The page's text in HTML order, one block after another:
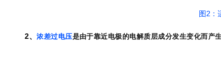
图2：
2、浓差过电压是由于靠近电极的电解质层成分发生变化而产